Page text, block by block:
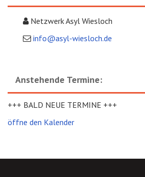
Netzwerk Asyl Wiesloch
info@asyl-wiesloch.de
Anstehende Termine:
+++ BALD NEUE TERMINE +++
öffne den Kalender